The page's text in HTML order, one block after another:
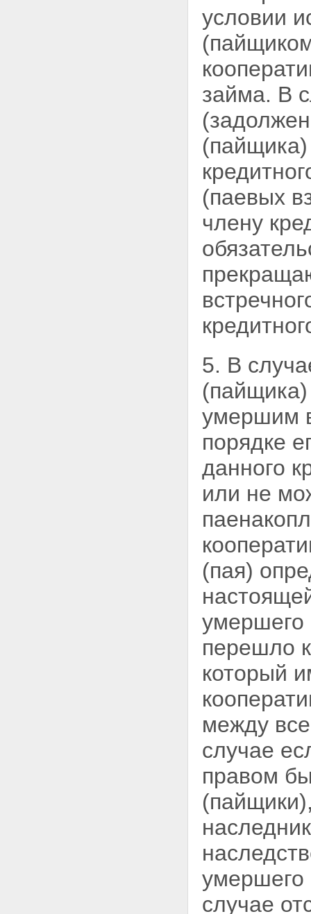
условии
займа. В
(пайщика)
(паевых
члену
5. В
(пайщика)
умершим
порядке
данного
или не
(пая)
умершего
перешло
который
между
случае
правом
умершего
случае